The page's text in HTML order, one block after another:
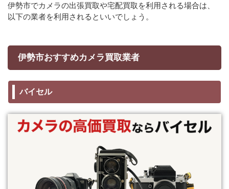
伊勢市でカメラの出張買取や宅配買取を利用される場合は、
以下の業者を利用されるといいでしょう。
伊勢市おすすめカメラ買取業者
バイセル